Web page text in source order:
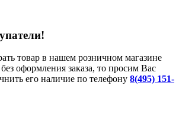
товар в нашем розничном магазине
оформления заказа, то просим Вас
его наличие по телефону 8(495) 151-